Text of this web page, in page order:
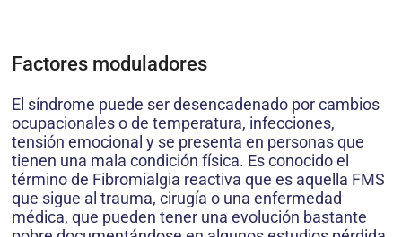
Factores moduladores
El síndrome puede ser desencadenado por cambios
ocupacionales o de temperatura, infecciones,
tensión emocional y se presenta en personas que
tienen una mala condición física. Es conocido el
término de Fibromialgia reactiva que es aquella FMS
que sigue al trauma, cirugía o una enfermedad
médica, que pueden tener una evolución bastante